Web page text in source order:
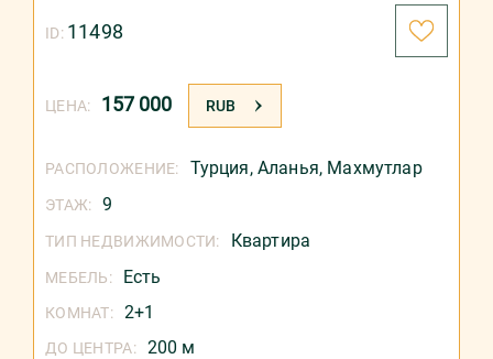
ЦЕНА: 157 000 RUB
ID: 11498
РАСПОЛОЖЕНИЕ: Турция, Аланья, Махмутлар
ЭТАЖ: 9
ТИП НЕДВИЖИМОСТИ: Квартира
МЕБЕЛЬ: Есть
КОМНАТ: 2+1
ДО ЦЕНТРА: 200 м